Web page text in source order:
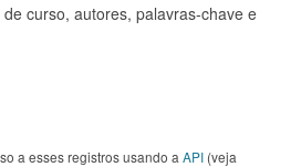
curso, autores, palavras-chave e
a esses registros usando a API (veja